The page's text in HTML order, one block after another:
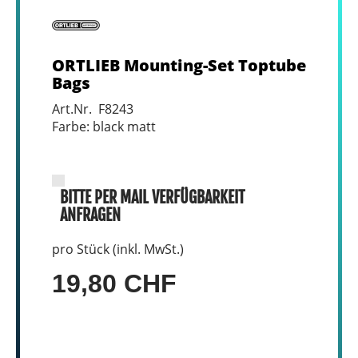
ORTLIEB Mounting-Set Toptube
Bags
Art.Nr. F8243
Farbe: black matt
BITTE PER MAIL VERFÜGBARKEIT
ANFRAGEN
pro Stück (inkl. MwSt.)
19,80 CHF